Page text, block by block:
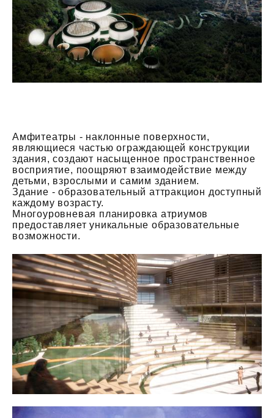
Амфитеатры - наклонные поверхности,
являющиеся частью ограждающей конструкции
здания, создают насыщенное пространственное
восприятие, поощряют взаимодействие между
детьми, взрослыми и самим зданием.
Здание - образовательный аттракцион доступный
каждому возрасту.
Многоуровневая планировка атриумов
предоставляет уникальные образовательные
возможности.